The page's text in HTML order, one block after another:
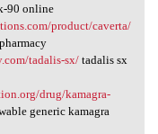
90 online
product/caverta/
tadalis-sx/tadalis sx
drug/kamagra-
generic kamagra